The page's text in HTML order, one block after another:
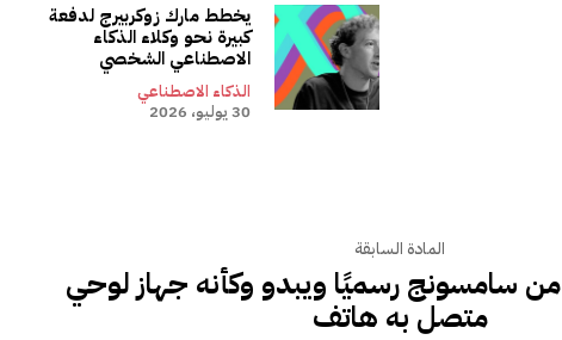
يخطط مارك زوكربيرج لدفعة
كبيرة نحو وكلاء الذكاء
الاصطناعي الشخصي
الذكاء الاصطناعي
30 يوليو، 2026
المادة السابقة
يعد Z TriFold من سامسونج رسميًا ويبدو وكأنه جهاز لوحي
متصل به هاتف